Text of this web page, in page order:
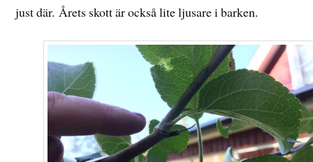
just där. Årets skott är också lite ljusare i barken.